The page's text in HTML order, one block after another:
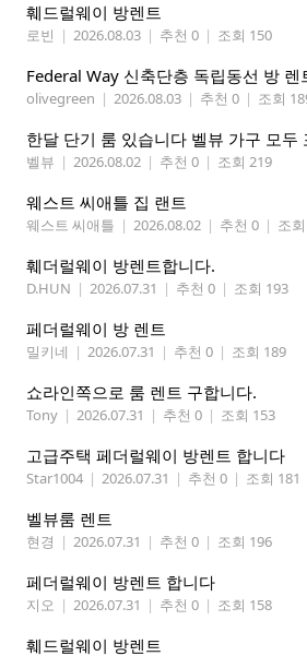
훼드럴웨이 방렌트
로빈 | 2026.08.03 | 추천 0 | 조회 150
olivegreen | 2026.08.03 | 추천 0 | 조회
한달 단기 룸 있습니다 벨뷰 가구 모두
벨뷰 | 2026.08.02 | 추천 0 | 조회 219
웨스트 씨애틀 집 랜트
웨스트 씨애틀 | 2026.08.02 | 추천 0 | 조
훼더럴웨이 방렌트합니다.
D.HUN | 2026.07.31 | 추천 0 | 조회 193
페더럴웨이 방 렌트
밀키네 | 2026.07.31 | 추천 0 | 조회 189
쇼라인쪽으로 룸 렌트 구합니다.
Tony | 2026.07.31 | 추천 0 | 조회 153
고급주택 페더럴웨이 방렌트 합니다
Star1004 | 2026.07.31 | 추천 0 | 조회 181
벨뷰룸 렌트
현경 | 2026.07.31 | 추천 0 | 조회 196
페더럴웨이 방렌트 합니다
지오 | 2026.07.31 | 추천 0 | 조회 158
훼드럴웨이 방렌트